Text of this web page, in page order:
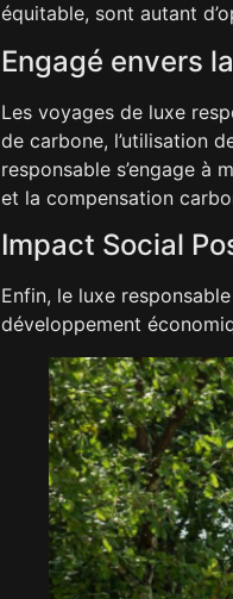
équitable, sont autant
Engagé envers
Les voyages de luxe
de carbone, l’utilisation
responsable s’engage à
et la compensation
Impact Social
Enfin, le luxe
développement